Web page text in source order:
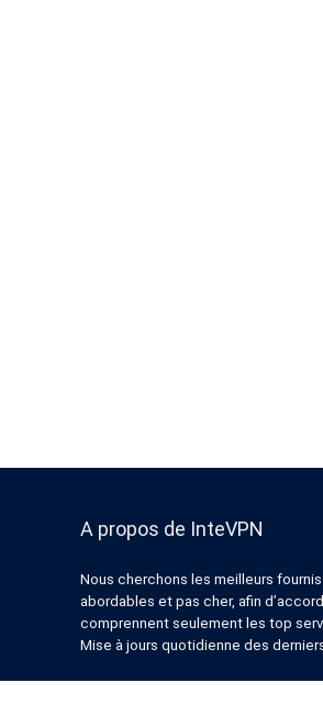
A propos de InteVPN
Nous cherchons les meilleurs
abordables et pas cher, afin
comprennent seulement les top
Mise à jours quotidienne des